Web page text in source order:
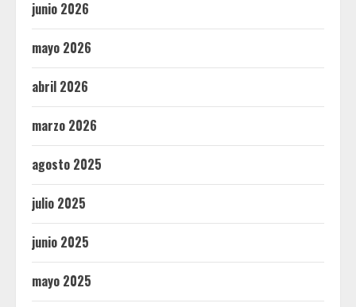
junio 2026
mayo 2026
abril 2026
marzo 2026
agosto 2025
julio 2025
junio 2025
mayo 2025